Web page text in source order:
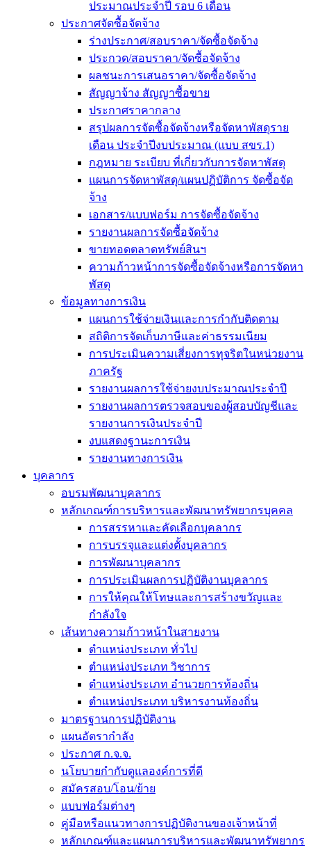
ประมาณประจำปี รอบ 6 เดือน
ประกาศจัดซื้อจัดจ้าง
ร่างประกาศ/สอบราคา/จัดซื้อจัดจ้าง
ประกวด/สอบราคา/จัดซื้อจัดจ้าง
ผลชนะการเสนอราคา/จัดซื้อจัดจ้าง
สัญญาจ้าง สัญญาซื้อขาย
ประกาศราคากลาง
สรุปผลการจัดซื้อจัดจ้างหรือจัดหาพัสดุราย
เดือน ประจำปีงบประมาณ (แบบ สขร.1)
กฎหมาย ระเบียบ ที่เกี่ยวกับการจัดหาพัสดุ
แผนการจัดหาพัสดุ/แผนปฏิบัติการ จัดซื้อจัด
จ้าง
เอกสาร/แบบฟอร์ม การจัดซื้อจัดจ้าง
รายงานผลการจัดซื้อจัดจ้าง
ขายทอดตลาดทรัพย์สินฯ
ความก้าวหน้าการจัดซื้อจัดจ้างหรือการจัดหา
พัสดุ
ข้อมูลทางการเงิน
แผนการใช้จ่ายเงินและการกำกับติดตาม
สถิติการจัดเก็บภาษีและค่าธรรมเนียม
การประเมินความเสี่ยงการทุจริตในหน่วยงาน
ภาครัฐ
รายงานผลการใช้จ่ายงบประมาณประจำปี
รายงานผลการตรวจสอบของผู้สอบบัญชีและ
รายงานการเงินประจำปี
งบแสดงฐานะการเงิน
รายงานทางการเงิน
บุคลากร
อบรมพัฒนาบุคลากร
หลักเกณฑ์การบริหารและพัฒนาทรัพยากรบุคคล
การสรรหาและคัดเลือกบุคลากร
การบรรจุและแต่งตั้งบุคลากร
การพัฒนาบุคลากร
การประเมินผลการปฏิบัติงานบุคลากร
การให้คุณให้โทษและการสร้างขวัญและ
กำลังใจ
เส้นทางความก้าวหน้าในสายงาน
ตำแหน่งประเภท ทั่วไป
ตำแหน่งประเภท วิชาการ
ตำแหน่งประเภท อำนวยการท้องถิ่น
ตำแหน่งประเภท บริหารงานท้องถิ่น
มาตรฐานการปฏิบัติงาน
แผนอัตรากำลัง
ประกาศ ก.จ.จ.
นโยบายกำกับดูแลองค์การที่ดี
สมัครสอบ/โอน/ย้าย
แบบฟอร์มต่างๆ
คู่มือหรือแนวทางการปฏิบัติงานของเจ้าหน้าที่
หลักเกณฑ์และแผนการบริหารและพัฒนาทรัพยากร